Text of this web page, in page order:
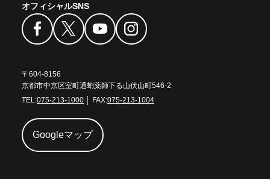
オフィシャルSNS
〒604-8156
京都市中京区室町通蛸薬師下る山伏山町546-2
TEL:075-213-1000│ FAX:075-213-1004
Googleマップ